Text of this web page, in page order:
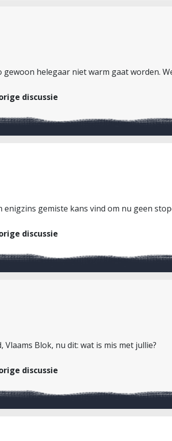
helegaar niet warm gaat worden.
discussie
gemiste kans vind om nu geen
discussie
Blok, nu dit: wat is mis met jullie?
discussie